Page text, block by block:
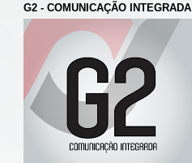
G2 - COMUNICAÇÃO INTEGRADA